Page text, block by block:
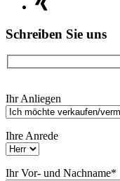
Schreiben Sie uns
lasse
dieses
leer.
Ihr Anliegen
Ihre Anrede
Ihr Vor- und Nachname*